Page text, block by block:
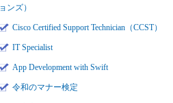
ョンズ）
Cisco Certified Support Technician（CCST）
IT Specialist
App Development with Swift
令和のマナー検定